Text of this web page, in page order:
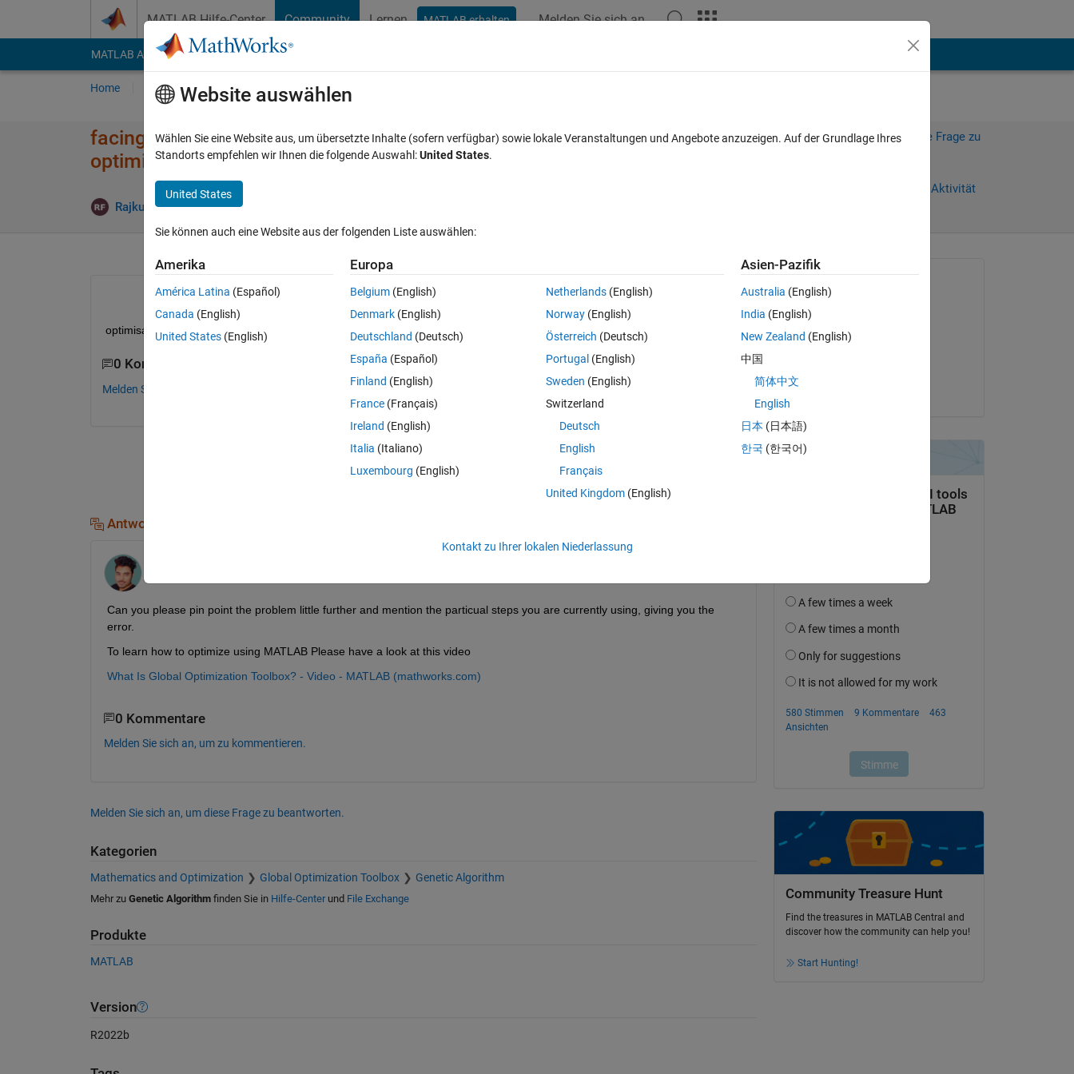
MATLAB Hilfe-Center Community Lernen MATLAB erhalten Melden Sie sich an
MATLAB Answers File Exchange Cody
Home Fragen Antworten Durchsuchen
facing problem in creating the link of vissim driver behaviour for
optimisation in Matlab
Rajkumari 24 Feb. 2023
Melden Sie sich an, um diese Frage zu
Anmelden, um Aktivität
0 Stimmen
optimisation of vissim network fo driver behaviour using genetic algorithm
0 Kommentare
Melden Sie sich an, um zu kommentieren.
Melden Sie sich an, um diese Frage zu beantworten.
Antworten (1)
Can you please pin point the problem little further and mention the particual steps you are currently using, giving you the
error.
To learn how to optimize using MATLAB Please have a look at this video
What Is Global Optimization Toolbox? - Video - MATLAB (mathworks.com)
0 Kommentare
Melden Sie sich an, um zu kommentieren.
Melden Sie sich an, um diese Frage zu beantworten.
Kategorien
Mathematics and Optimization Global Optimization Toolbox Genetic Algorithm
Mehr zu Genetic Algorithmfinden Sie in Hilfe-Centerund File Exchange
Produkte
MATLAB
Version
R2022b
am 24 Feb. 2023
Community Treasure Hunt
Find the treasures in MATLAB Central and
discover how the community can help you!
Start Hunting!
Website auswählen
Wählen Sie eine Website aus, um übersetzte Inhalte (sofern verfügbar) sowie lokale Veranstaltungen und Angebote anzuzeigen. Auf der Grundlage Ihres
Standorts empfehlen wir Ihnen die folgende Auswahl:United States.
United States
Sie können auch eine Website aus der folgenden Liste auswählen:
Amerika
América Latina (Español)
Canada (English)
United States (English)
Europa
Belgium (English)
Denmark (English)
Deutschland (Deutsch)
España (Español)
Finland (English)
France (Français)
Ireland (English)
Italia (Italiano)
Luxembourg (English)
Netherlands(English)
Norway(English)
Österreich (Deutsch)
Portugal (English)
Sweden (English)
Switzerland
Deutsch
English
Français
United Kingdom(English)
Asien-Pazifik
Australia (English)
India (English)
New Zealand (English)
中国
简体中文
English
日本 (日本語)
한국 (한국어)
Kontakt zu Ihrer lokalen Niederlassung